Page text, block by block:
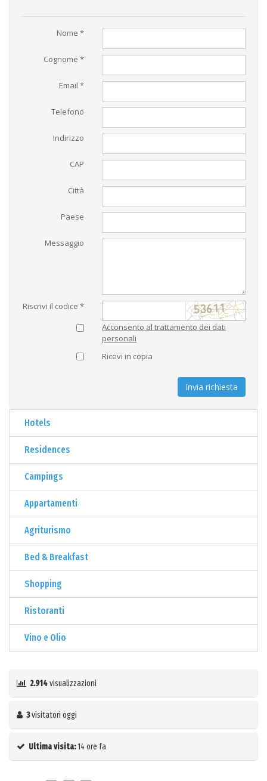
Nome *
Cognome *
Email *
Telefono
Indirizzo
CAP
Città
Paese
Messaggio
Riscrivi il codice *
Acconsento al trattamento dei dati
personali
Ricevi in copia
Invia richiesta
Hotels
Residences
Campings
Appartamenti
Agriturismo
Bed & Breakfast
Shopping
Ristoranti
Vino e Olio
2.914visualizzazioni
3visitatori oggi
Ultima visita:14 ore fa